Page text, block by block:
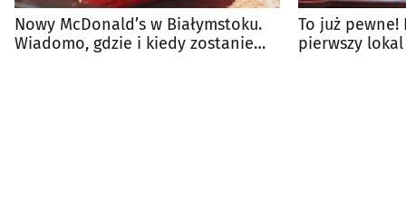
Nowy McDonald’s w Białymstoku.
Wiadomo, gdzie i kiedy zostanie
To już
pierwszy